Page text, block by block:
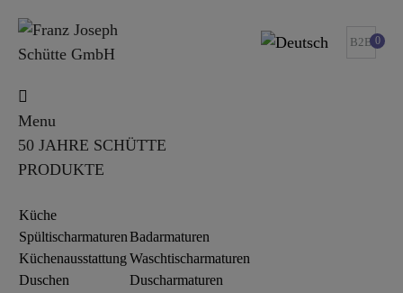
B2B 0
Menu
50 JAHRE SCHÜTTE
PRODUKTE
Küche
Spültischarmaturen
Küchenausstattung
Duschen
Badarmaturen
Waschtischarmaturen
Duscharmaturen